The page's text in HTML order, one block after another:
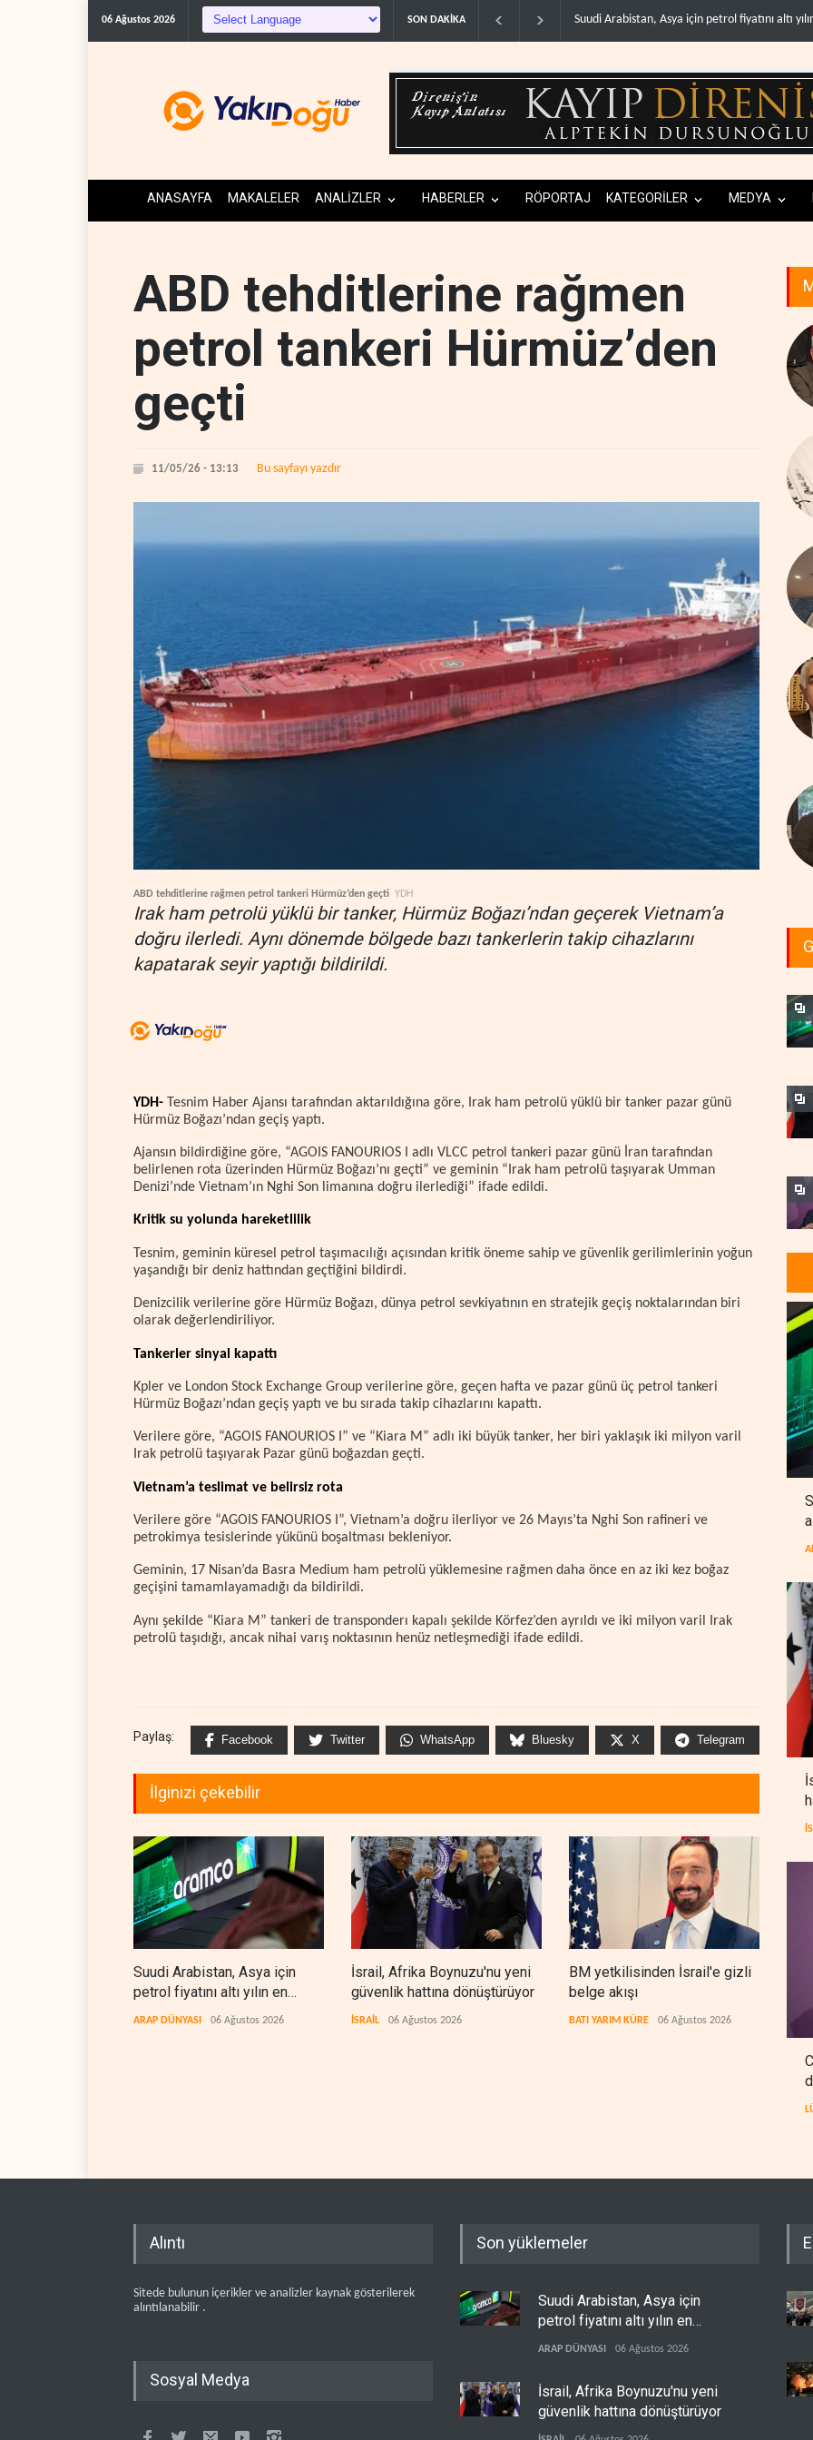
06 Ağustos 2026 SON DAKİKA
Suudi Arabistan, Asya için petrol fiyatını altı yılın .. İsrail, Afrika Boynuzu'nu yeni güvenlik hattına
ANASAYFA MAKALELER ANALİZLER HABERLER RÖPORTAJ KATEGORİLER MEDYA
ABD tehditlerine rağmen
petrol tankeri Hürmüz’den
geçti
11/05/26 - 13:13 Bu sayfayı yazdır
ABD tehditlerine rağmen petrol tankeri Hürmüz’den geçti YDH
Irak ham petrolü yüklü bir tanker, Hürmüz Boğazı’ndan geçerek Vietnam’a
doğru ilerledi. Aynı dönemde bölgede bazı tankerlerin takip cihazlarını
kapatarak seyir yaptığı bildirildi.
YDH- Tesnim Haber Ajansı tarafından aktarıldığına göre, Irak ham petrolü yüklü bir tanker pazar günü
Hürmüz Boğazı’ndan geçiş yaptı.
Ajansın bildirdiğine göre, “AGOIS FANOURIOS I adlı VLCC petrol tankeri pazar günü İran tarafından
belirlenen rota üzerinden Hürmüz Boğazı’nı geçti” ve geminin “Irak ham petrolü taşıyarak Umman
Denizi’nde Vietnam’ın Nghi Son limanına doğru ilerlediği” ifade edildi.
Kritik su yolunda hareketlilik
Tesnim, geminin küresel petrol taşımacılığı açısından kritik öneme sahip ve güvenlik gerilimlerinin yoğun
yaşandığı bir deniz hattından geçtiğini bildirdi.
Denizcilik verilerine göre Hürmüz Boğazı, dünya petrol sevkiyatının en stratejik geçiş noktalarından biri
olarak değerlendiriliyor.
Tankerler sinyal kapattı
Kpler ve London Stock Exchange Group verilerine göre, geçen hafta ve pazar günü üç petrol tankeri
Hürmüz Boğazı’ndan geçiş yaptı ve bu sırada takip cihazlarını kapattı.
Verilere göre, “AGOIS FANOURIOS I” ve “Kiara M” adlı iki büyük tanker, her biri yaklaşık iki milyon varil
Irak petrolü taşıyarak Pazar günü boğazdan geçti.
Vietnam’a teslimat ve belirsiz rota
Verilere göre “AGOIS FANOURIOS I”, Vietnam’a doğru ilerliyor ve 26 Mayıs’ta Nghi Son rafineri ve
petrokimya tesislerinde yükünü boşaltması bekleniyor.
Geminin, 17 Nisan’da Basra Medium ham petrolü yüklemesine rağmen daha önce en az iki kez boğaz
geçişini tamamlayamadığı da bildirildi.
Aynı şekilde “Kiara M” tankeri de transponderı kapalı şekilde Körfez’den ayrıldı ve iki milyon varil Irak
petrolü taşıdığı, ancak nihai varış noktasının henüz netleşmediği ifade edildi.
Paylaş: Facebook Twitter WhatsApp Bluesky X Telegram
İlginizi çekebilir
Suudi Arabistan, Asya için
petrol fiyatını altı yılın en
düşüğüne indirdi
ARAP DÜNYASI 06 Ağustos 2026
İsrail, Afrika Boynuzu'nu yeni
güvenlik hattına dönüştürüyor
İSRAİL 06 Ağustos 2026
BM yetkilisinden İsrail'e gizli
belge akışı
BATI YARIM KÜRE 06 Ağustos 2026
Alıntı
Sitede bulunun içerikler ve analizler kaynak gösterilerek
alıntılanabilir .
Sosyal Medya
Son yüklemeler
Suudi Arabistan, Asya için
petrol fiyatını altı yılın en
düşüğüne indirdi
ARAP DÜNYASI 06 Ağustos 2026
İsrail, Afrika Boynuzu'nu yeni
güvenlik hattına dönüştürüyor